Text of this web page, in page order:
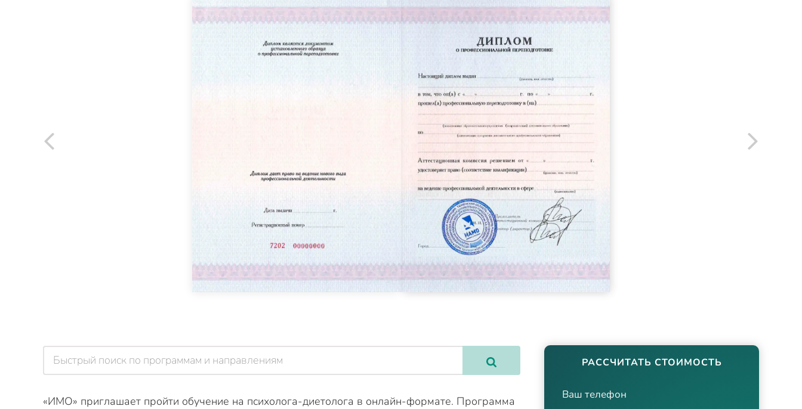
РАССЧИТАТЬ СТОИМОСТЬ
Ваш телефон
«ИМО» приглашает пройти обучение на психолога-диетолога в онлайн-формате. Программа